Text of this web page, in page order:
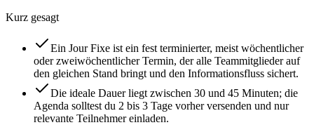
Kurz gesagt
Ein Jour Fixe ist ein fest terminierter, meist wöchentlicher
oder zweiwöchentlicher Termin, der alle Teammitglieder auf
den gleichen Stand bringt und den Informationsfluss sichert.
Die ideale Dauer liegt zwischen 30 und 45 Minuten; die
Agenda solltest du 2 bis 3 Tage vorher versenden und nur
relevante Teilnehmer einladen.